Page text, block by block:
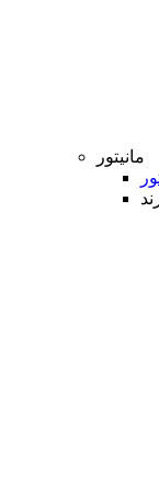
مانیتور